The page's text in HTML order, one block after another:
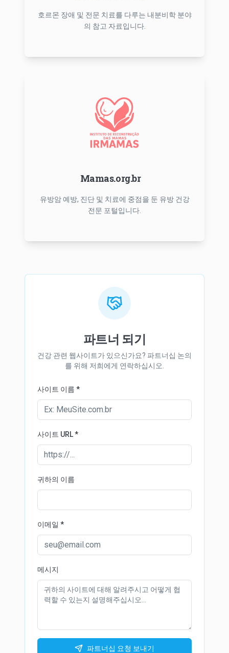
호르몬 장애 및 전문 치료를 다루는 내분비학 분야
의 참고 자료입니다.
Mamas.org.br
유방암 예방, 진단 및 치료에 중점을 둔 유방 건강
전문 포털입니다.
파트너 되기
건강 관련 웹사이트가 있으신가요? 파트너십 논의
를 위해 저희에게 연락하십시오.
사이트 이름 *
사이트 URL*
귀하의 이름
이메일 *
메시지
파트너십 요청 보내기